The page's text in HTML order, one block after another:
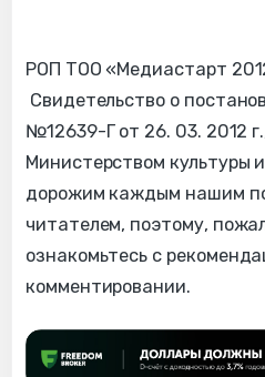
РОП ТОО «Медиастарт
Свидетельство о
№12639-Г от 26. 03. 2012
Министерством культуры
дорожим каждым нашим
читателем, поэтому,
ознакомьтесь с
комментировании.